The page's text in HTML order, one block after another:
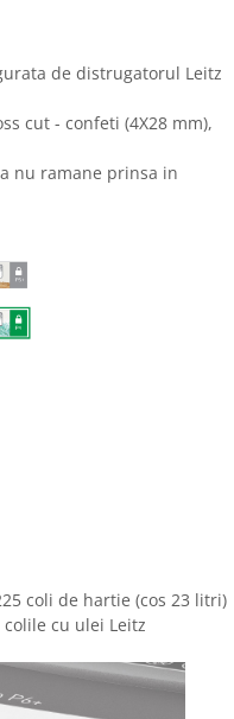
de distrugatorul Leitz
cut - confeti (4X28 mm),
nu ramane prinsa in
coli de hartie (cos 23 litri)
cu ulei Leitz